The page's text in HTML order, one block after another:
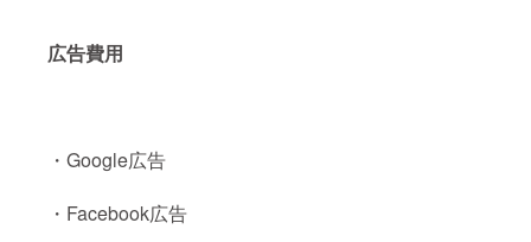
広告費用
・Google広告
・Facebook広告